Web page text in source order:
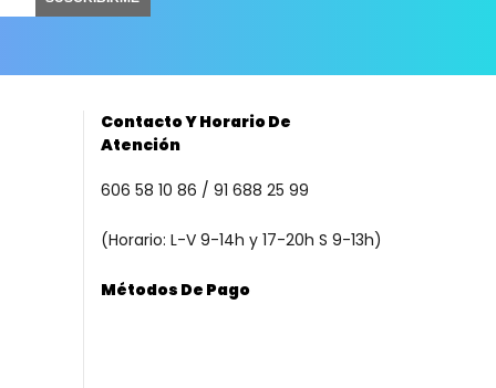
Contacto Y Horario De
Atención
606 58 10 86 / 91 688 25 99
(Horario: L-V 9-14h y 17-20h S 9-13h)
Métodos De Pago